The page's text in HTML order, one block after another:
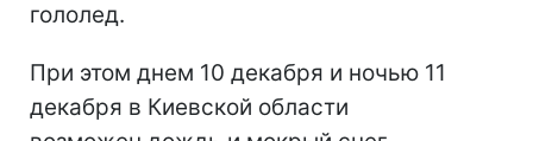
гололед.
При этом днем 10 декабря и ночью 11
декабря в Киевской области